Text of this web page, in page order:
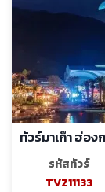
ทัวร์มาเก๊า ฮ่อ
รหัสทัวร์
TVZ11133